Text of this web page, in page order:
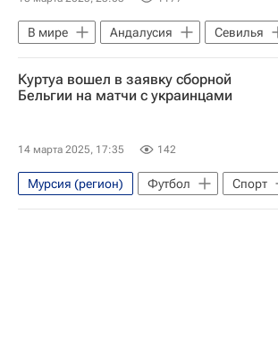
В мире Андалусия
Севилья
Малага
Испания
Куртуа вошел в заявку сборной
Бельгии на матчи с украинцами
14 марта 2025, 17:35 142
Мурсия (регион) Футбол
Спорт
Бельгия
Украина
Тибо Куртуа